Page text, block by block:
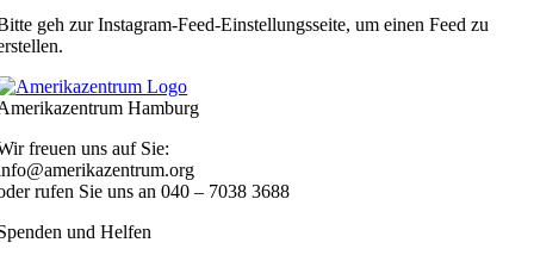
geh zur Instagram-Feed-Einstellungsseite, um einen Feed zu
Hamburg
freuen uns auf Sie:
rufen Sie uns an040 – 7038 3688
und Helfen